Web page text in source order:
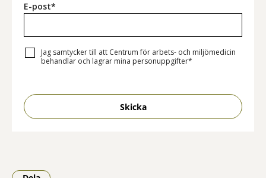
E-post*
Jag samtycker till att Centrum för arbets- och miljömedicin
behandlar och lagrar mina personuppgifter*
Skicka